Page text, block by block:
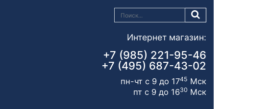
Интернет магазин:
+7 (985) 221-95-46
+7 (495) 687-43-02
пн-чт с 9 до 1745 Мск
пт с 9 до 1630 Мск